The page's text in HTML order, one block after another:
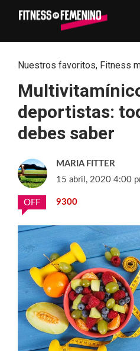
Nuestros favoritos, Fitness
deportistas:
debes saber
MARIA FITTER
15 abril, 2020 4:00
OFF 9300